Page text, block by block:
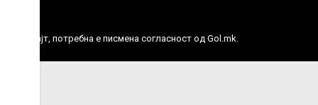
веб сајт, потребна е писмена согласност од Gol.mk.